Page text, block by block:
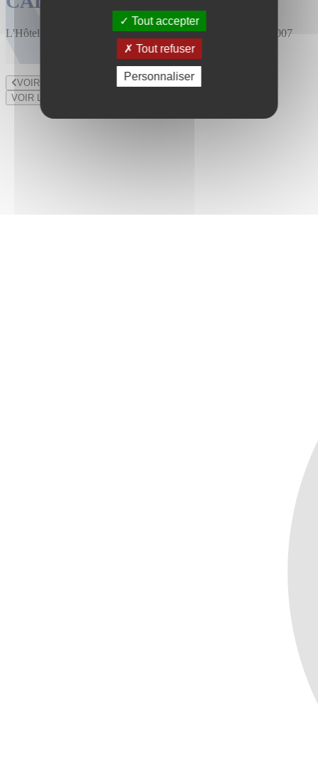
L'Hôtel des Ventes est installé au 47 rue du Bourny depuis 2007
VOIR LE LOT PRÉCÉDENT
VOIR LE LOT SUIVANT
Tout accepter
Tout refuser
Personnaliser